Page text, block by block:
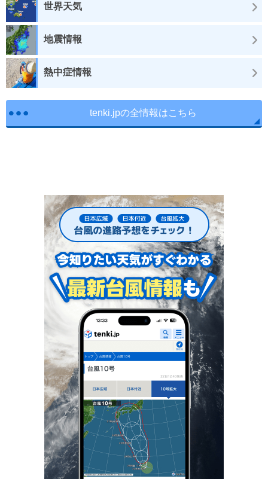
世界天気
地震情報
熱中症情報
tenki.jpの全情報はこちら